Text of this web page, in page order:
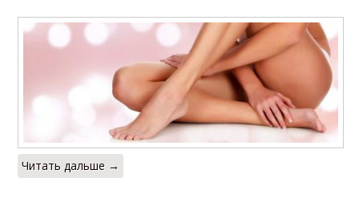
Читать дальше →